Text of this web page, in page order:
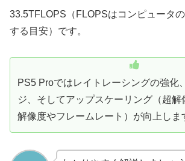
33.5TFLOPS（FLOPSはコンピュータ
する目安）です。
PS5 Proではレイトレーシングの強化
ジ、そしてアップスケーリング（超解
解像度やフレームレート）が向上しま